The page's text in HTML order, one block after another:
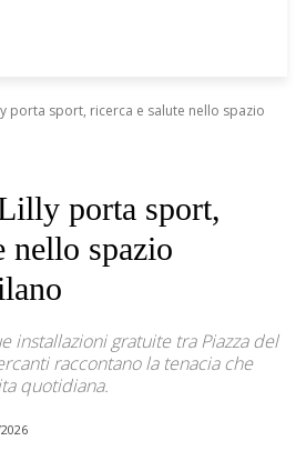
porta sport, ricerca e salute nello spazio
porta sport,
nello spazio
installazioni gratuite tra Piazza del
raccontano la tenacia che
quotidiana.